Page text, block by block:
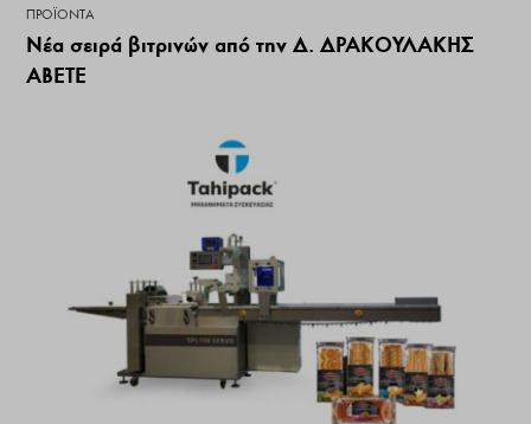
ΠΡΟΪΌΝΤΑ
Νέα σειρά βιτρινών από την Δ. ΔΡΑΚΟΥΛΑΚΗΣ
ΑΒΕΤΕ